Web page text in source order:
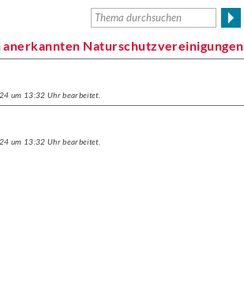
Naturschutzvereinigungen
um 13:32 Uhr bearbeitet.
um 13:32 Uhr bearbeitet.